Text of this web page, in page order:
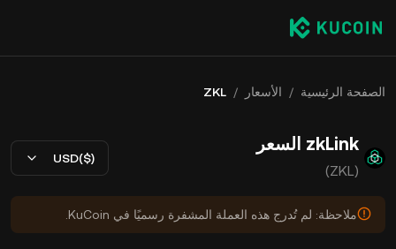
الصفحة الرئيسية / الأسعار /
ZKL
zkLink السعر
(ZKL)
USD($)
ملاحظة: لم تُدرج هذه العملة المشفرة رسميًا في KuCoin.